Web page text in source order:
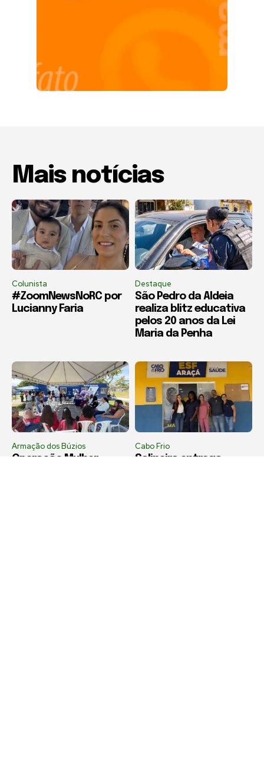
Mais notícias
Colunista
#ZoomNewsNoRC por
Lucianny Faria
Destaque
São Pedro da Aldeia
realiza blitz educativa
pelos 20 anos da Lei
Maria da Penha
Armação dos Búzios
Operação Mulher
Cabo Frio
Salineira entrega